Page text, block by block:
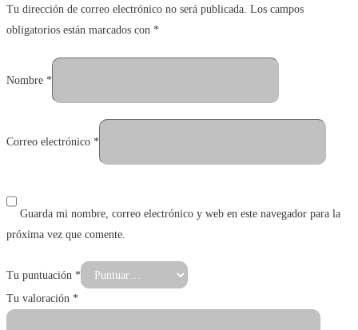
Tu dirección de correo electrónico no será publicada. Los campos
obligatorios están marcados con *
Nombre *
Correo electrónico *
Guarda mi nombre, correo electrónico y web en este navegador para la
próxima vez que comente.
Tu puntuación *
Tu valoración *